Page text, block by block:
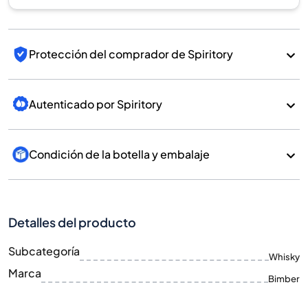
Protección del comprador de Spiritory
Autenticado por Spiritory
Condición de la botella y embalaje
Detalles del producto
Subcategoría Whisky
Marca Bimber